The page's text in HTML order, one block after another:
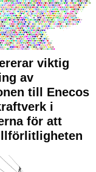
viktig
av
till Enecos
i
för att